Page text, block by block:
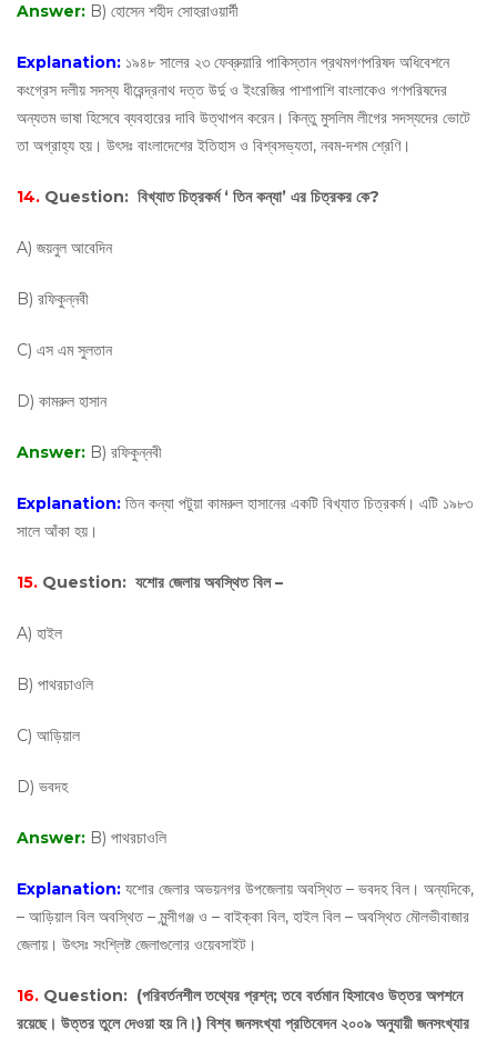
Answer: B) হোসেন শহীদ সোহরাওয়ার্দী
Explanation: ১৯৪৮ সালের ২৩ ফেব্রুয়ারি পাকিস্তান প্রথমগণপরিষদ অধিবেশনে
কংগ্রেস দলীয় সদস্য ধীরেন্দ্রনাথ দত্ত উর্দু ও ইংরেজির পাশাপাশি বাংলাকেও গণপরিষদের
অন্যতম ভাষা হিসেবে ব্যবহারের দাবি উত্থাপন করেন। কিন্তু মুসলিম লীগের সদস্যদের ভোটে
তা অগ্রাহ্য হয়। উৎসঃ বাংলাদেশের ইতিহাস ও বিশ্বসভ্যতা, নবম-দশম শ্রেণি।
14. Question: বিখ্যাত চিত্রকর্ম ‘ তিন কন্যা’ এর চিত্রকর কে?
A) জয়নুল আবেদিন
B) রফিকুন্নবী
C) এস এম সুলতান
D) কামরুল হাসান
Answer: B) রফিকুন্নবী
Explanation: তিন কন্যা পটুয়া কামরুল হাসানের একটি বিখ্যাত চিত্রকর্ম। এটি ১৯৮৩
সালে আঁকা হয়।
15. Question: যশোর জেলায় অবস্থিত বিল –
A) হাইল
B) পাথরচাওলি
C) আড়িয়াল
D) ভবদহ
Answer: B) পাথরচাওলি
Explanation: যশোর জেলার অভয়নগর উপজেলায় অবস্থিত – ভবদহ বিল। অন্যদিকে,
– আড়িয়াল বিল অবস্থিত – মুন্সীগঞ্জ ও – বাইক্কা বিল, হাইল বিল – অবস্থিত মৌলভীবাজার
জেলায়। উৎসঃ সংশ্লিষ্ট জেলাগুলোর ওয়েবসাইট।
16. Question: (পরিবর্তনশীল তথ্যের প্রশ্ন; তবে বর্তমান হিসাবেও উত্তর অপশনে
রয়েছে। উত্তর তুলে দেওয়া হয় নি।) বিশ্ব জনসংখ্যা প্রতিবেদন ২০০৯ অনুযায়ী জনসংখ্যার